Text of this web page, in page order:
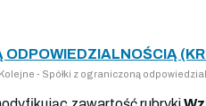
ODPOWIEDZIALNOŚCIĄ
- Spółki z ograniczoną